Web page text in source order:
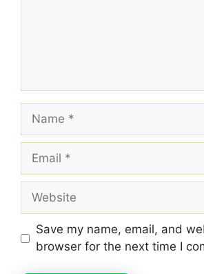
Name
Email
Website
Save my name, email, and
browser for the next time I